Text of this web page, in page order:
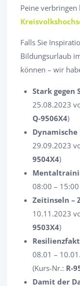
Peine verbringen
Falls Sie
Bildungsurlaub
können – wir
Stark gegen
25.08.2023
Q-9506X4)
29.09.2023
9504X4)
08:00 –
Zeitinseln –
10.11.2023
9503X4)
08.01 –
(Kurs-Nr.: R-
Damit der